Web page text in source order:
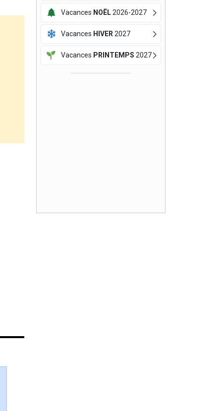
Vacances NOËL2026-2027
Vacances HIVER 2027
Vacances PRINTEMPS 2027